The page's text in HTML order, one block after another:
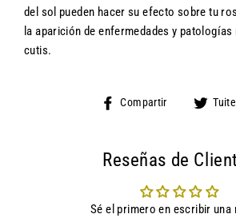
del sol pueden hacer su efecto sobre tu
la aparición de enfermedades y patologías
cutis.
Compartir
Compartir
Reseñas de
Sé el primero en escribir una